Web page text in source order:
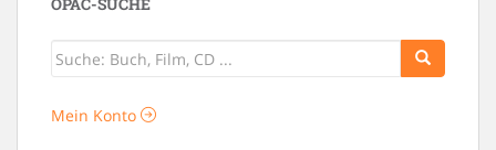
Mein Konto